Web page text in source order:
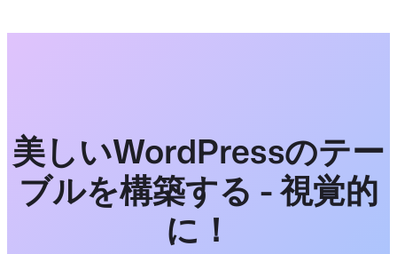
美しいWordPressのテー
ブルを構築する - 視覚的
に！